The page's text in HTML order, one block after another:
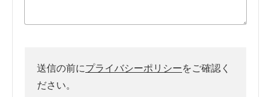
送信の前にプライバシーポリシーをご確認く
ださい。